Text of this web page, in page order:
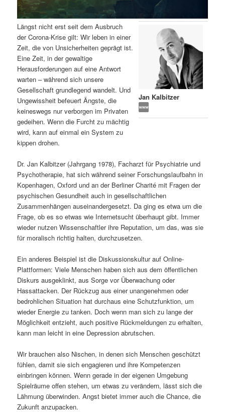
I
n
h
a
l
t
s
r
i
n
g
e
e
n
I
n
h
a
l
s
p
r
n
n
Jan Kalbitzer
Längst nicht erst seit dem Ausbruch
der Corona-Krise gilt: Wir leben in einer
Zeit, die von Unsicherheiten geprägt ist.
Eine Zeit, in der gewaltige
Herausforderungen auf eine Antwort
warten – während sich unsere
Gesellschaft grundlegend wandelt. Und
Ungewissheit befeuert Ängste, die
keineswegs nur verborgen im Privaten
gedeihen. Wenn die Furcht zu mächtig
wird, kann auf einmal ein System zu
kippen drohen.
Dr. Jan Kalbitzer (Jahrgang 1978), Facharzt für Psychiatrie und
Psychotherapie, hat sich während seiner Forschungslaufbahn in
Kopenhagen, Oxford und an der Berliner Charité mit Fragen der
psychischen Gesundheit auch in gesellschaftlichen
Zusammenhängen auseinandergesetzt. Da ging es etwa um die
Frage, ob es so etwas wie Internetsucht überhaupt gibt. Immer
wieder nutzen Wissenschaftler ihre Reputation, um das, was sie
für moralisch richtig halten, durchzusetzen.
Ein anderes Beispiel ist die Diskussionskultur auf Online-
Plattformen: Viele Menschen haben sich aus dem öffentlichen
Diskurs ausgeklinkt, aus Sorge vor Überwachung oder
Hassattacken. Der Rückzug aus einer unangenehmen oder
bedrohlichen Situation hat durchaus eine Schutzfunktion, um
wieder Energie zu tanken. Doch wenn man sich zu lange der
Möglichkeit entzieht, auch positive Rückmeldungen zu erhalten,
kann man leicht in eine Depression abrutschen.
Wir brauchen also Nischen, in denen sich Menschen geschützt
fühlen, damit sie sich engagieren und ihre Kompetenzen
einbringen können. Wenn gerade in der eigenen Umgebung
Spielräume offen stehen, um etwas zu verändern, lässt sich die
Lähmung überwinden. Angst bietet immer auch die Chance, die
Zukunft anzupacken.